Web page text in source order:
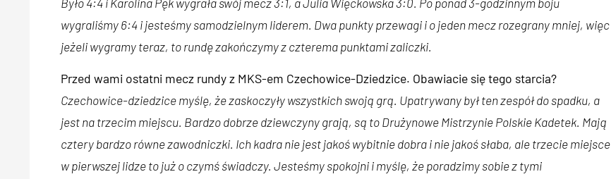
wygraliśmy 6:4 i jesteśmy samodzielnym liderem. Dwa punkty przewagi i o jeden mecz rozegrany mniej, więc
jeżeli wygramy teraz, to rundę zakończymy z czterema punktami zaliczki.
Przed wami ostatni mecz rundy z MKS-em Czechowice-Dziedzice. Obawiacie się tego starcia?
Czechowice-dziedzice myślę, że zaskoczyły wszystkich swoją grą. Upatrywany był ten zespół do spadku, a
jest na trzecim miejscu. Bardzo dobrze dziewczyny grają, są to Drużynowe Mistrzynie Polskie Kadetek. Mają
cztery bardzo równe zawodniczki. Ich kadra nie jest jakoś wybitnie dobra i nie jakoś słaba, ale trzecie miejsce
w pierwszej lidze to już o czymś świadczy. Jesteśmy spokojni i myślę, że poradzimy sobie z tymi